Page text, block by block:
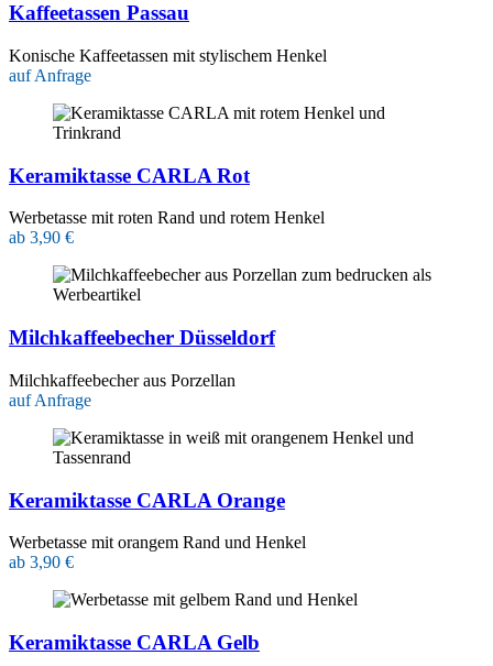
Kaffeetassen Passau
Konische Kaffeetassen mit stylischem Henkel
auf Anfrage
Keramiktasse CARLA Rot
Werbetasse mit roten Rand und rotem Henkel
ab 3,90 €
Milchkaffeebecher Düsseldorf
Milchkaffeebecher aus Porzellan
auf Anfrage
Keramiktasse CARLA Orange
Werbetasse mit orangem Rand und Henkel
ab 3,90 €
Keramiktasse CARLA Gelb